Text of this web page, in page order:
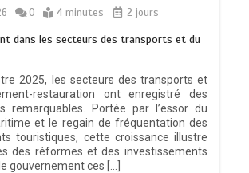
0 4 minutes 2 jours
dans les secteurs des transports et du
2025, les secteurs des transports et
restauration ont enregistré des
remarquables. Portée par l’essor du
et le regain de fréquentation des
touristiques, cette croissance illustre
des réformes et des investissements
gouvernement ces […]